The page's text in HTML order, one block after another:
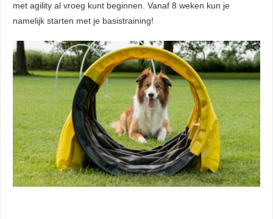
met agility al vroeg kunt beginnen. Vanaf 8 weken kun je
namelijk starten met je basistraining!
tonen
op het